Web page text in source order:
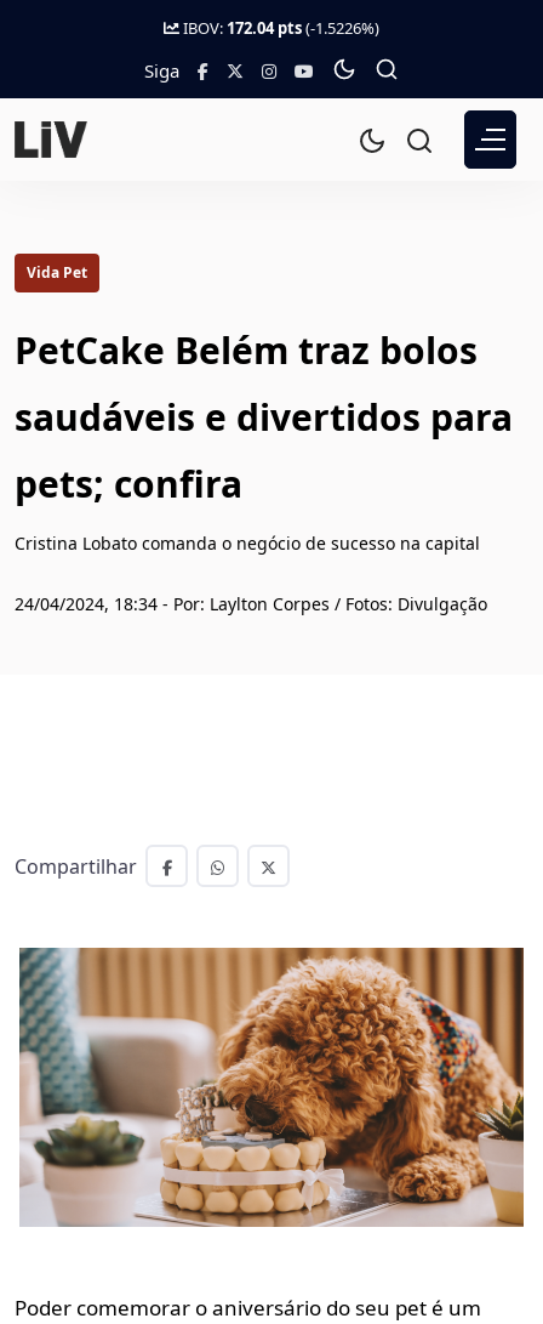
IBOV: 172.04 pts(-1.5226%)
Siga
Vida Pet
PetCake Belém traz bolos
saudáveis e divertidos para
pets; confira
Cristina Lobato comanda o negócio de sucesso na capital
24/04/2024, 18:34 - Por: Laylton Corpes / Fotos: Divulgação
Compartilhar
Poder comemorar o aniversário do seu pet é um